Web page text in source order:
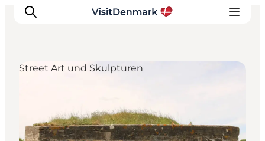
Regionen
Erlebnisse
Street Art und Skulpturen